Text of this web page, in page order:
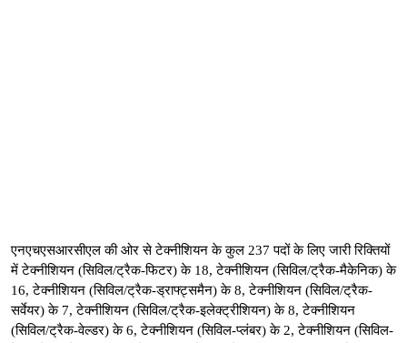
एनएचएसआरसीएल की ओर से टेक्नीशियन के कुल 237 पदों के लिए जारी रिक्तियों
में टेक्नीशियन (सिविल/ट्रैक-फिटर) के 18, टेक्नीशियन (सिविल/ट्रैक-मैकेनिक) के
16, टेक्नीशियन (सिविल/ट्रैक-ड्राफ्ट्समैन) के 8, टेक्नीशियन (सिविल/ट्रैक-
सर्वेयर) के 7, टेक्नीशियन (सिविल/ट्रैक-इलेक्ट्रीशियन) के 8, टेक्नीशियन
(सिविल/ट्रैक-वेल्डर) के 6, टेक्नीशियन (सिविल-प्लंबर) के 2, टेक्नीशियन (सिविल-